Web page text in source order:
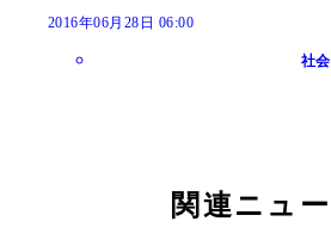
2016年06月28日 06:00
社会
関連ニュ